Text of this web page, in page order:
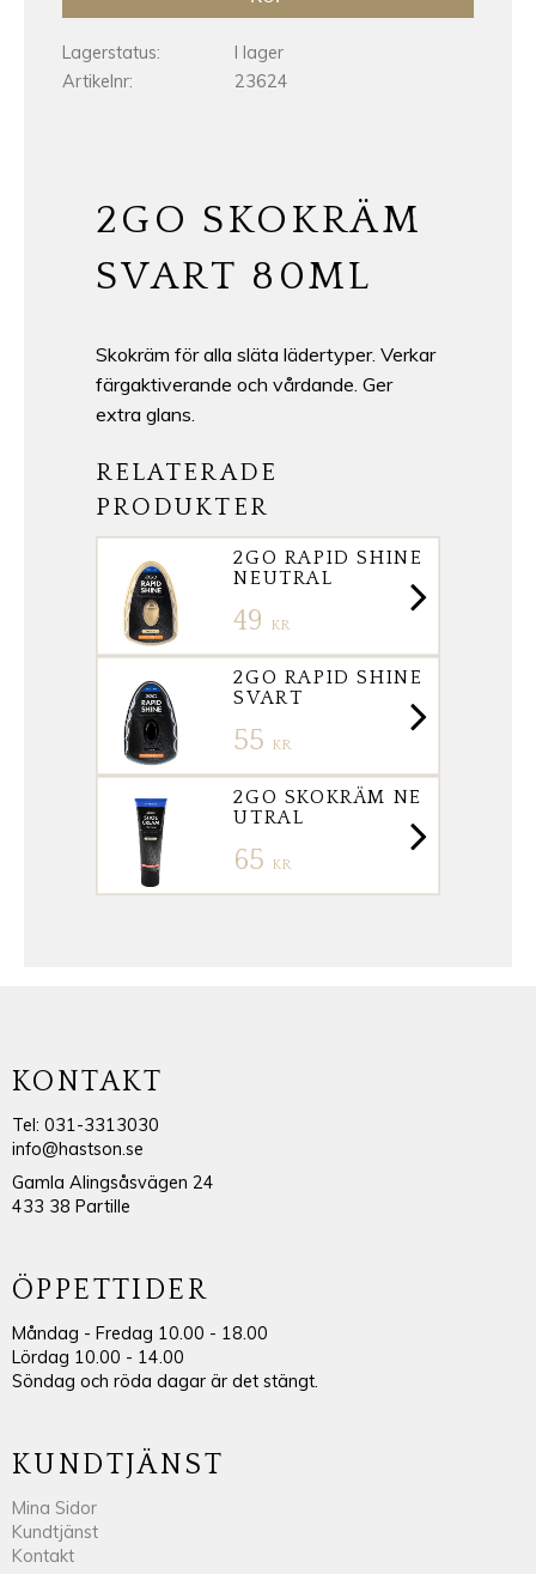
Lagerstatus
I lager
Artikelnr
23624
2GO SKOKRÄM
SVART 80ML
Skokräm för alla släta lädertyper. Verkar
färgaktiverande och vårdande. Ger
extra glans.
RELATERADE
PRODUKTER
2GO RAPID SHINE
NEUTRAL
49 KR
2GO RAPID SHINE
SVART
55 KR
2GO SKOKRÄM NE
UTRAL
65 KR
KONTAKT
Tel: 031-3313030
info@hastson.se
Gamla Alingsåsvägen 24
433 38 Partille
ÖPPETTIDER
Måndag - Fredag 10.00 - 18.00
Lördag 10.00 - 14.00
Söndag och röda dagar är det stängt.
KUNDTJÄNST
Mina Sidor
Kundtjänst
Kontakt